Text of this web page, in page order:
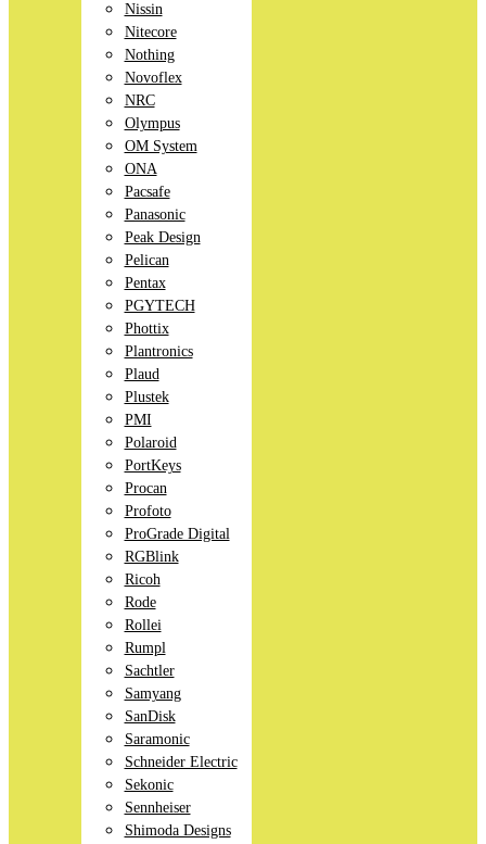
Nissin
Nitecore
Nothing
Novoflex
NRC
Olympus
OM System
ONA
Pacsafe
Panasonic
Peak Design
Pelican
Pentax
PGYTECH
Phottix
Plantronics
Plaud
Plustek
PMI
Polaroid
PortKeys
Procan
Profoto
ProGrade Digital
RGBlink
Ricoh
Rode
Rollei
Rumpl
Sachtler
Samyang
SanDisk
Saramonic
Schneider Electric
Sekonic
Sennheiser
Shimoda Designs